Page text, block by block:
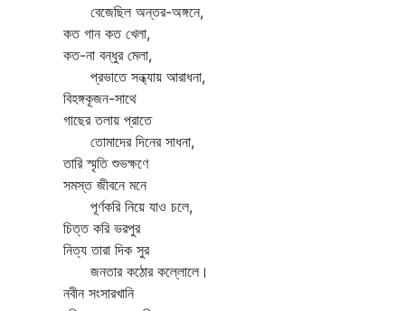
বেজেছিল অন্তর-অঙ্গনে,
কত গান কত খেলা,
কত-না বন্ধুর মেলা,
প্রভাতে সন্ধ্যায় আরাধনা,
বিহঙ্গকূজন-সাথে
গাছের তলায় প্রাতে
তোমাদের দিনের সাধনা,
তারি স্মৃতি শুভক্ষণে
সমস্ত জীবনে মনে
পূর্ণকরি নিয়ে যাও চলে,
চিত্ত করি ভরপুর
নিত্য তারা দিক সুর
জনতার কঠোর কল্লোলে।
নবীন সংসারখানি